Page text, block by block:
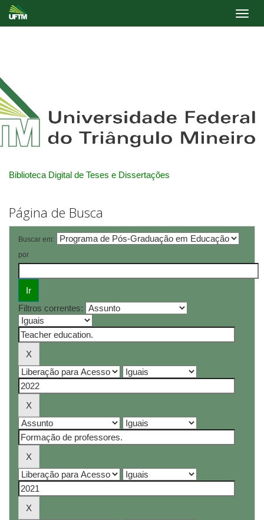
Biblioteca Digital de Teses e Dissertações
Página de Busca
Buscar em:
por
Filtros correntes: